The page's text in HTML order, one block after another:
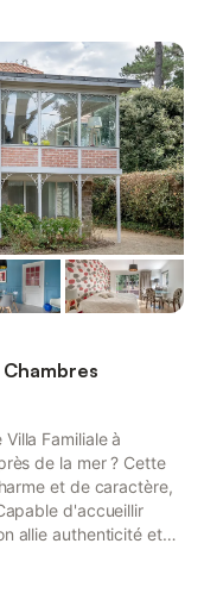
Chambres
Familiale à
de la mer ? Cette
et de caractère,
d'accueillir
allie authenticité et
bordé de pins